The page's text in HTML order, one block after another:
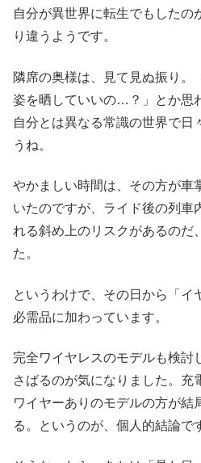
自分が異世界に転生でもしたの
り違うようです。
隣席の奥様は、見て見ぬ振り。
姿を晒していいの…？」とか思
自分とは異なる常識の世界で日
うね。
やかましい時間は、その方が車
いたのですが、ライド後の列車
れる斜め上のリスクがあるのだ
た。
というわけで、その日から「イ
必需品に加わっています。
完全ワイヤレスのモデルも検討
さばるのが気になりました。充
ワイヤーありのモデルの方が結
る。というのが、個人的結論で